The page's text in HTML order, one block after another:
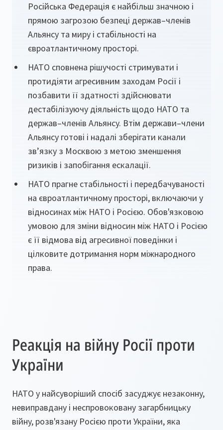
Російська Федерація є найбільш значною і
прямою загрозою безпеці держав–членів
Альянсу та миру і стабільності на
євроатлантичному просторі.
НАТО сповнена рішучості стримувати і
протидіяти агресивним заходам Росії і
позбавити її здатності здійснювати
дестабілізуючу діяльність щодо НАТО та
держав–членів Альянсу. Втім держави–члени
Альянсу готові і надалі зберігати канали
зв’язку з Москвою з метою зменшення
ризиків і запобігання ескалації.
НАТО прагне стабільності і передбачуваності
на євроатлантичному просторі, включаючи у
відносинах між НАТО і Росією. Обов'язковою
умовою для зміни відносин між НАТО і Росією
є її відмова від агресивної поведінки і
цілковите дотримання норм міжнародного
права.
Реакція на війну Росії проти
України
НАТО у найсуворіший спосіб засуджує незаконну,
невиправдану і неспровоковану загарбницьку
війну, розв'язану Росією проти України, яка